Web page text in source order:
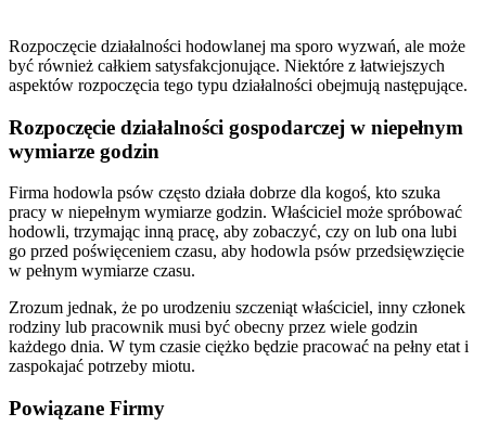
Rozpoczęcie działalności hodowlanej ma sporo wyzwań, ale może
być również całkiem satysfakcjonujące. Niektóre z łatwiejszych
aspektów rozpoczęcia tego typu działalności obejmują następujące.
Rozpoczęcie działalności gospodarczej w niepełnym
wymiarze godzin
Firma hodowla psów często działa dobrze dla kogoś, kto szuka
pracy w niepełnym wymiarze godzin. Właściciel może spróbować
hodowli, trzymając inną pracę, aby zobaczyć, czy on lub ona lubi
go przed poświęceniem czasu, aby hodowla psów przedsięwzięcie
w pełnym wymiarze czasu.
Zrozum jednak, że po urodzeniu szczeniąt właściciel, inny członek
rodziny lub pracownik musi być obecny przez wiele godzin
każdego dnia. W tym czasie ciężko będzie pracować na pełny etat i
zaspokajać potrzeby miotu.
Powiązane Firmy